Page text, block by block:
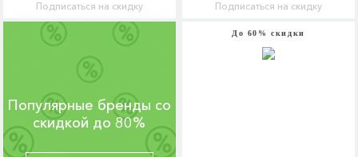
Подписаться на скидку Подписаться на скидку
Популярные бренды со
скидкой до 80%
До 60% скидки